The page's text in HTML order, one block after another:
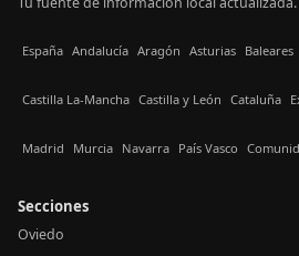
España Andalucía Aragón Asturias Baleares
Castilla La-Mancha Castilla y León Cataluña
Madrid Murcia Navarra País Vasco
Secciones
Oviedo